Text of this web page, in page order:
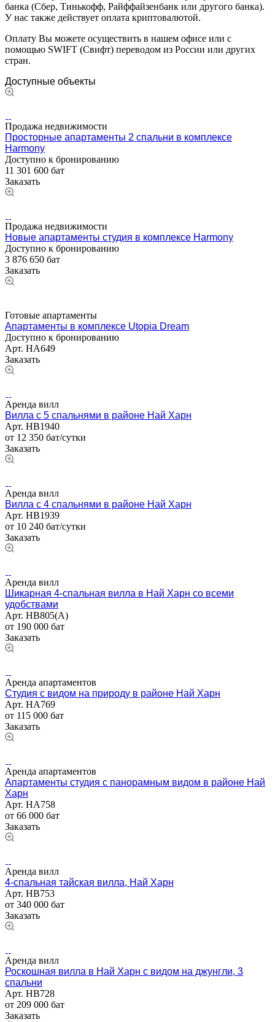
банка (Сбер, Тинькофф, Райффайзенбанк или другого банка).
У нас также действует оплата криптовалютой.
Оплату Вы можете осуществить в нашем офисе или с
помощью SWIFT (Свифт) переводом из России или других
стран.
Доступные объекты
Продажа недвижимости
Просторные апартаменты 2 спальни в комплексе
Harmony
Доступно к бронированию
11 301 600 бат
Заказать
Продажа недвижимости
Новые апартаменты студия в комплексе Harmony
Доступно к бронированию
3 876 650 бат
Заказать
Готовые апартаменты
Апартаменты в комплексе Utopia Dream
Доступно к бронированию
Арт. НА649
Заказать
Аренда вилл
Вилла с 5 спальнями в районе Най Харн
Арт. НВ1940
от 12 350 бат/сутки
Заказать
Аренда вилл
Вилла с 4 спальнями в районе Най Харн
Арт. НВ1939
от 10 240 бат/сутки
Заказать
Аренда вилл
Шикарная 4-спальная вилла в Най Харн со всеми
удобствами
Арт. НВ805(А)
от 190 000 бат
Заказать
Аренда апартаментов
Студия c видом на природу в районе Най Харн
Арт. НА769
от 115 000 бат
Заказать
Аренда апартаментов
Апартаменты студия с панорамным видом в районе Най
Харн
Арт. НА758
от 66 000 бат
Заказать
Аренда вилл
4-спальная тайская вилла, Най Харн
Арт. НВ753
от 340 000 бат
Заказать
Аренда вилл
Роскошная вилла в Най Харн с видом на джунгли, 3
спальни
Арт. НВ728
от 209 000 бат
Заказать